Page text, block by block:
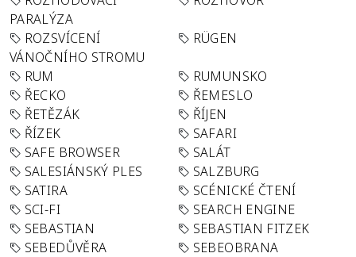
PARALÝZA
ROZSVÍCENÍ
VÁNOČNÍHO STROMU
RÜGEN
RUM
RUMUNSKO
ŘECKO
ŘEMESLO
ŘETĚZÁK
ŘÍJEN
ŘÍZEK
SAFARI
SAFE BROWSER
SALÁT
SALESIÁNSKÝ PLES
SALZBURG
SATIRA
SCÉNICKÉ ČTENÍ
SCI-FI
SEARCH ENGINE
SEBASTIAN
SEBASTIAN FITZEK
SEBEDŮVĚRA
SEBEOBRANA